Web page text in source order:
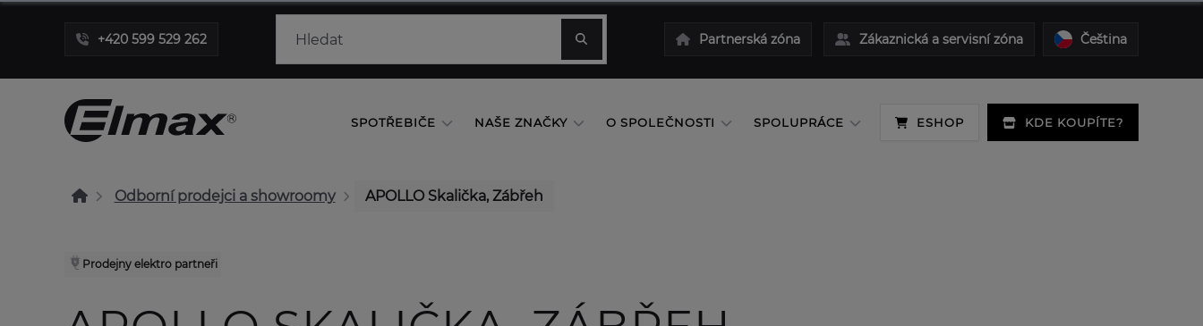
+420 599 529 262 Partnerská zóna Zákaznická a servisní zóna Čeština
SPOTŘEBIČE NAŠE ZNAČKY O SPOLEČNOSTI SPOLUPRÁCE ESHOP KDE KOUPÍTE?
Odborní prodejci a showroomy APOLLO Skalička, Zábřeh
Prodejny elektro partneři